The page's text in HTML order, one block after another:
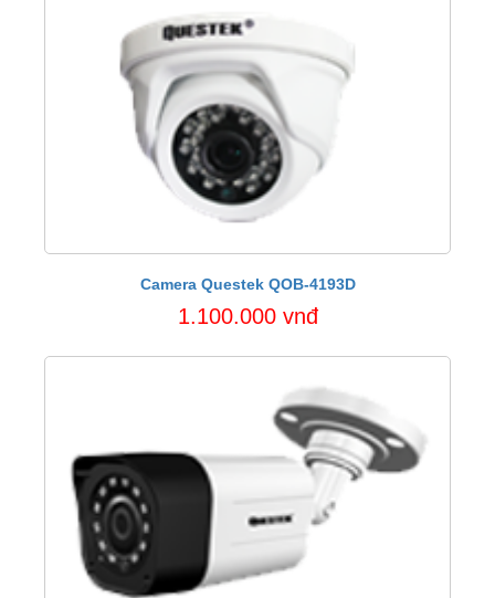
Camera Questek QOB-4193D
1.100.000 vnđ